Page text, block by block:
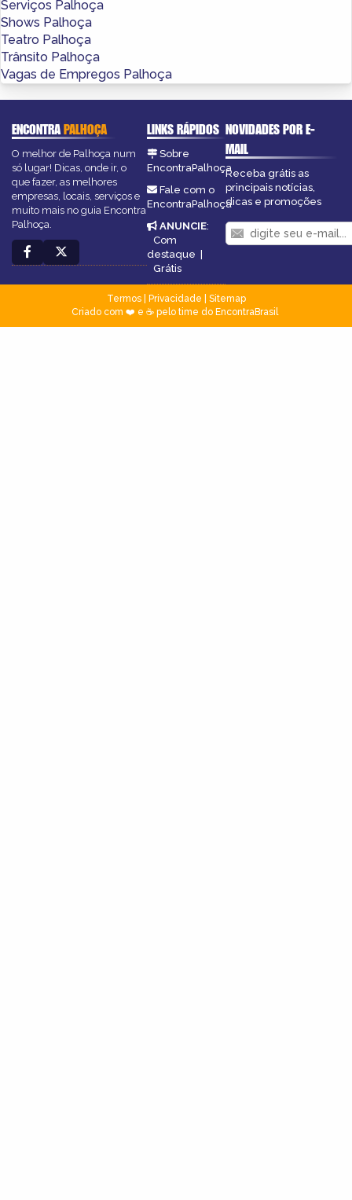
Serviços Palhoça
Shows Palhoça
Teatro Palhoça
Trânsito Palhoça
Vagas de Empregos Palhoça
ENCONTRAPALHOÇA
O melhor de Palhoça num
só lugar! Dicas, onde ir, o
que fazer, as melhores
empresas, locais, serviços e
muito mais no guia Encontra
Palhoça.
LINKS RÁPIDOS
Sobre
EncontraPalhoça
Fale com o
EncontraPalhoça
ANUNCIE:
Com
destaque
Grátis
NOVIDADES POR E-
MAIL
Receba grátis as
principais notícias,
dicas e promoções
Termos| Privacidade
Sitemap
Criado com ❤️ e ☕ pelo time do EncontraBrasil